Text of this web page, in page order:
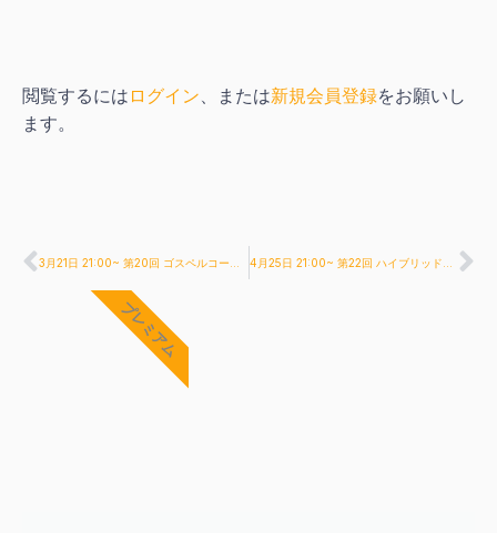
閲覧するには ログイン、または新規会員登録をお願いし
ます。
Prev
プレミアム